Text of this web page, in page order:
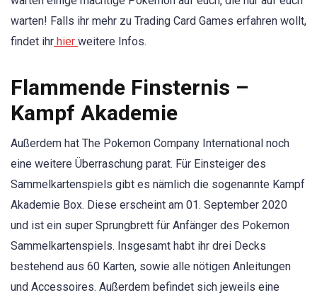
warten! Falls ihr mehr zu Trading Card Games erfahren wollt,
findet ihr hier weitere Infos.
Flammende Finsternis –
Kampf Akademie
Außerdem hat The Pokemon Company International noch
eine weitere Überraschung parat. Für Einsteiger des
Sammelkartenspiels gibt es nämlich die sogenannte Kampf
Akademie Box. Diese erscheint am 01. September 2020
und ist ein super Sprungbrett für Anfänger des Pokemon
Sammelkartenspiels. Insgesamt habt ihr drei Decks
bestehend aus 60 Karten, sowie alle nötigen Anleitungen
und Accessoires. Außerdem befindet sich jeweils eine